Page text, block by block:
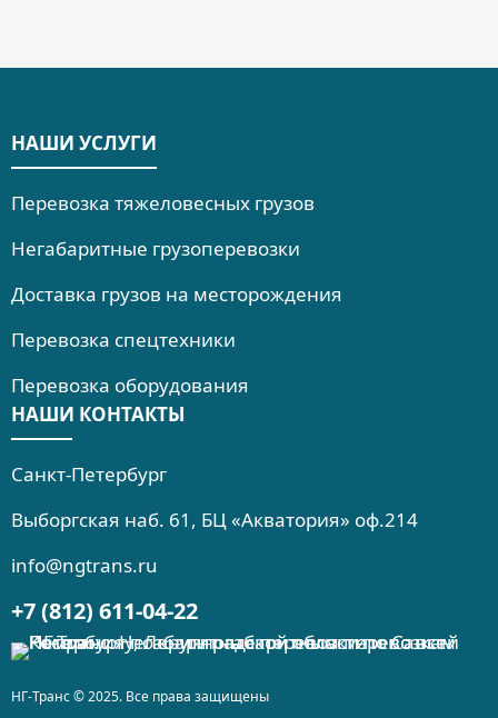
НАШИ УСЛУГИ
Перевозка тяжеловесных грузов
Негабаритные грузоперевозки
Доставка грузов на месторождения
Перевозка спецтехники
Перевозка оборудования
НАШИ КОНТАКТЫ
Санкт-Петербург
Выборгская наб. 61, БЦ «Акватория» оф.214
info@ngtrans.ru
+7 (812) 611-04-22